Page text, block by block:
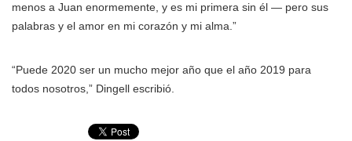
menos a Juan enormemente, y es mi primera sin él — pero sus
palabras y el amor en mi corazón y mi alma.”
“Puede 2020 ser un mucho mejor año que el año 2019 para
todos nosotros,” Dingell escribió.